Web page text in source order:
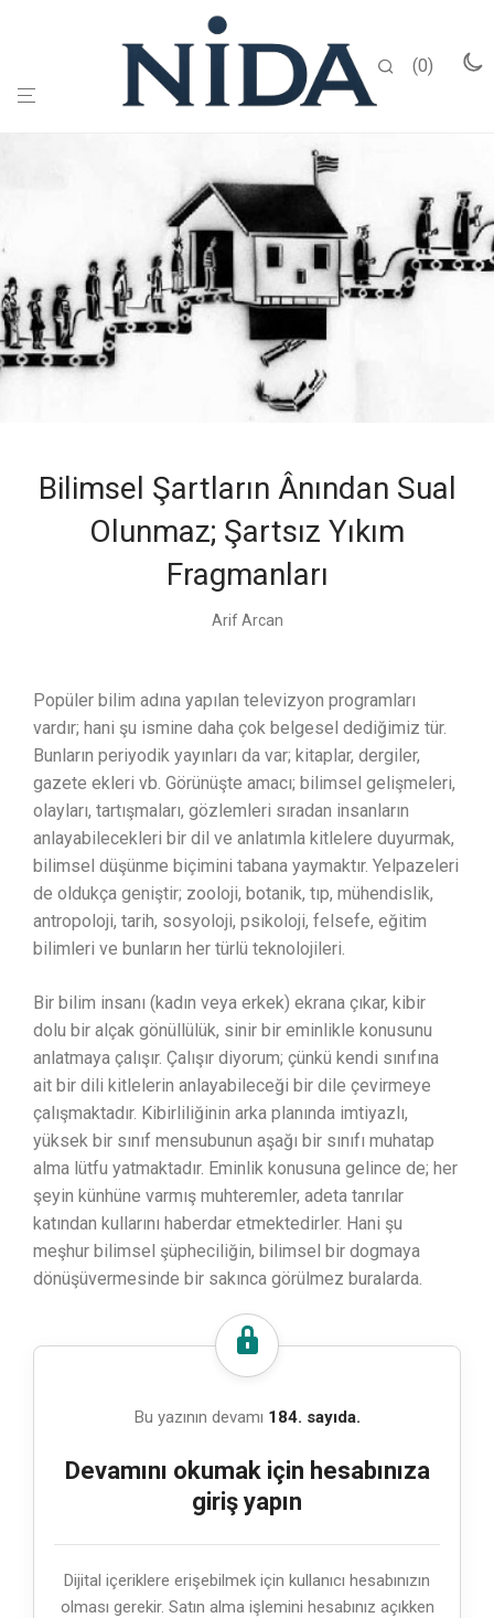
0
Bilimsel Şartların Ânından Sual
Olunmaz; Şartsız Yıkım
Fragmanları
Arif Arcan
Popüler bilim adına yapılan televizyon programları
vardır; hani şu ismine daha çok belgesel dediğimiz tür.
Bunların periyodik yayınları da var; kitaplar, dergiler,
gazete ekleri vb. Görünüşte amacı; bilimsel gelişmeleri,
olayları, tartışmaları, gözlemleri sıradan insanların
anlayabilecekleri bir dil ve anlatımla kitlelere duyurmak,
bilimsel düşünme biçimini tabana yaymaktır. Yelpazeleri
de oldukça geniştir; zooloji, botanik, tıp, mühendislik,
antropoloji, tarih, sosyoloji, psikoloji, felsefe, eğitim
bilimleri ve bunların her türlü teknolojileri.
Bir bilim insanı (kadın veya erkek) ekrana çıkar, kibir
dolu bir alçak gönüllülük, sinir bir eminlikle konusunu
anlatmaya çalışır. Çalışır diyorum; çünkü kendi sınıfına
ait bir dili kitlelerin anlayabileceği bir dile çevirmeye
çalışmaktadır. Kibirliliğinin arka planında imtiyazlı,
yüksek bir sınıf mensubunun aşağı bir sınıfı muhatap
alma lütfu yatmaktadır. Eminlik konusuna gelince de; her
şeyin künhüne varmış muhteremler, adeta tanrılar
katından kullarını haberdar etmektedirler. Hani şu
meşhur bilimsel şüpheciliğin, bilimsel bir dogmaya
dönüşüvermesinde bir sakınca görülmez buralarda.
Bu yazının devamı 184. sayıda.
Devamını okumak için hesabınıza
giriş yapın
Dijital içeriklere erişebilmek için kullanıcı hesabınızın
olması gerekir. Satın alma işlemini hesabınız açıkken